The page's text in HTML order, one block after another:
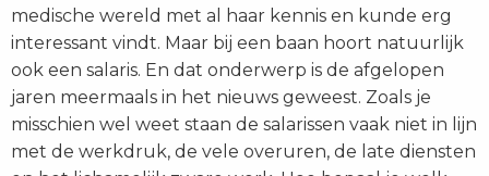
medische wereld met al haar kennis en kunde erg
interessant vindt. Maar bij een baan hoort natuurlijk
ook een salaris. En dat onderwerp is de afgelopen
jaren meermaals in het nieuws geweest. Zoals je
misschien wel weet staan de salarissen vaak niet in lijn
met de werkdruk, de vele overuren, de late diensten